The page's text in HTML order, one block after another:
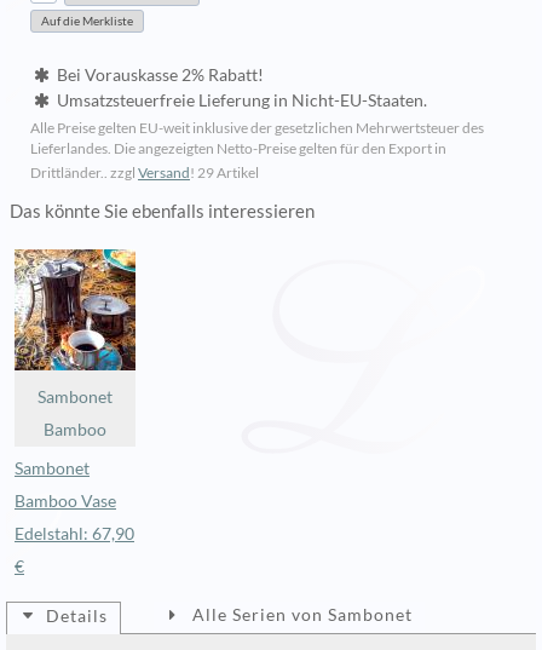
Bei Vorauskasse 2% Rabatt!
Umsatzsteuerfreie Lieferung in Nicht-EU-Staaten.
Alle Preise gelten EU-weit inklusive der gesetzlichen Mehrwertsteuer des
Lieferlandes. Die angezeigten Netto-Preise gelten für den Export in
Drittländer.. zzgl Versand! 29 Artikel
Das könnte Sie ebenfalls interessieren
Sambonet
Bamboo
Sambonet
Bamboo Vase
Edelstahl: 67,90
€
Details Alle Serien von Sambonet